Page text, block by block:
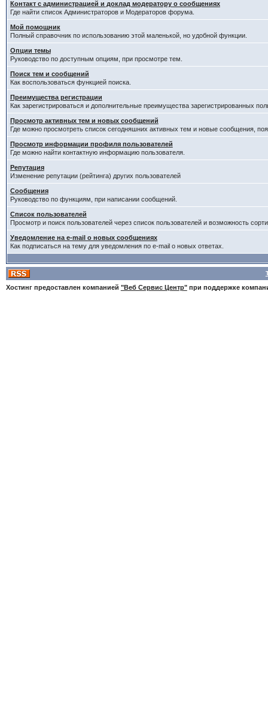
Контакт с администрацией и доклад модератору о сообщениях
Где найти список Администраторов и Модераторов форума.
Мой помощник
Полный справочник по использованию этой маленькой, но удобной функции.
Опции темы
Руководство по доступным опциям, при просмотре тем.
Поиск тем и сообщений
Как воспользоваться функцией поиска.
Преимущества регистрации
Как зарегистрироваться и дополнительные преимущества зарегистрированных
Просмотр активных тем и новых сообщений
Где можно просмотреть список сегодняшних активных тем и новые сообщения,
Просмотр информации профиля пользователей
Где можно найти контактную информацию пользователя.
Репутация
Изменение репутации (рейтинга) других пользователей
Сообщения
Руководство по функциям, при написании сообщений.
Список пользователей
Просмотр и поиск пользователей через список пользователей и возможность
Уведомление на e-mail о новых сообщениях
Как подписаться на тему для уведомления по e-mail о новых ответах.
Хостинг предоставлен компанией "Веб Сервис Центр"при поддержке